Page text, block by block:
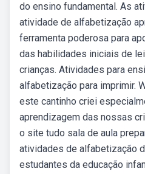
do ensino fundamental. As
atividade de alfabetização
ferramenta poderosa para
das habilidades iniciais de
crianças. Atividades para
alfabetização para imprimir.
este cantinho criei
aprendizagem das nossas
o site tudo sala de aula
atividades de alfabetização
estudantes da educação